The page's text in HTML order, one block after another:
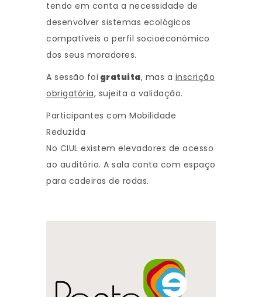
tendo em conta a necessidade de
desenvolver sistemas ecológicos
compatíveis o perfil socioeconómico
dos seus moradores.
A sessão foi gratuita, mas a inscrição
obrigatória, sujeita a validação.
Participantes com Mobilidade
Reduzida
No CIUL existem elevadores de acesso
ao auditório. A sala conta com espaço
para cadeiras de rodas.